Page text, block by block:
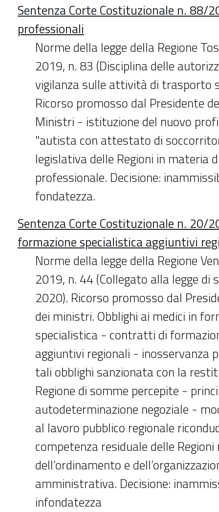
Sentenza Corte Costituzionale n. 88/
professionali
Norme della legge della Regione
2019, n. 83 (Disciplina delle
vigilanza sulle attività di trasporto
Ricorso promosso dal Presidente
Ministri - istituzione del nuovo
"autista con attestato di
legislativa delle Regioni in materia
professionale. Decisione:
fondatezza.
Sentenza Corte Costituzionale n.
formazione specialistica aggiuntivi
Norme della legge della Regione
2019, n. 44 (Collegato alla legge di
2020). Ricorso promosso dal
dei ministri. Obblighi ai medici in
specialistica - contratti di
aggiuntivi regionali - inosservanza
tali obblighi sanzionata con la
Regione di somme percepite -
autodeterminazione negoziale -
al lavoro pubblico regionale
competenza residuale delle Regioni
dell’ordinamento e
amministrativa. Decisione:
infondatezza